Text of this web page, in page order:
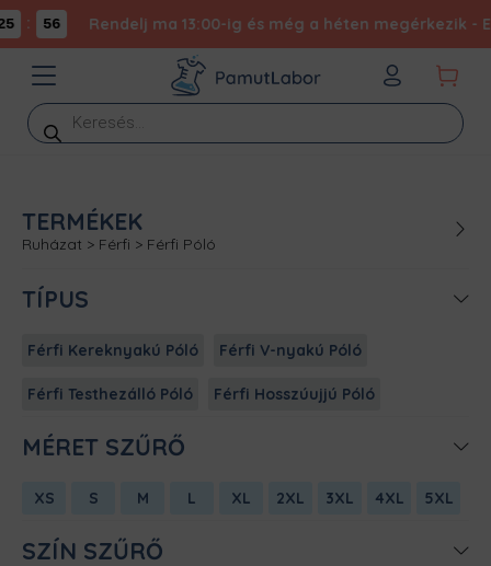
56 Rendelj ma 13:00-ig és még a héten megérkezik -
Products
search
TERMÉKEK
Ruházat > Férfi > Férfi Póló
TÍPUS
Férfi Kereknyakú Póló Férfi V-nyakú Póló
Férfi Testhezálló Póló Férfi Hosszúujjú Póló
MÉRET SZŰRŐ
XS S M L XL 2XL 3XL 4XL 5XL
SZÍN SZŰRŐ